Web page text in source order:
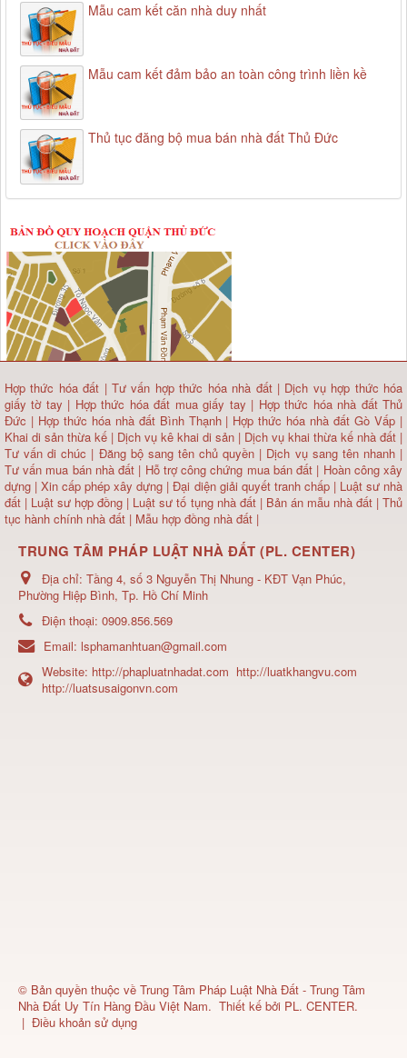
Mẫu cam kết căn nhà duy nhất
Mẫu cam kết đảm bảo an toàn công trình liền kề
Thủ tục đăng bộ mua bán nhà đất Thủ Đức
Hợp thức hóa đất |Tư vấn hợp thức hóa nhà đất| Dịch vụ hợp thức hóa
giấy tờ tay | Hợp thức hóa đất mua giấy tay | Hợp thức hóa nhà đất Thủ
Đức | Hợp thức hóa nhà đất Bình Thạnh | Hợp thức hóa nhà đất Gò Vấp |
Khai di sản thừa kế | Dịch vụ kê khai di sản | Dịch vụ khai thừa kế nhà đất |
Tư vấn di chúc | Đăng bộ sang tên chủ quyền | Dịch vụ sang tên nhanh |
Tư vấn mua bán nhà đất | Hỗ trợ công chứng mua bán đất | Hoàn công xây
dựng | Xin cấp phép xây dựng |Đại diện giải quyết tranh chấp | Luật sư nhà
đất | Luật sư hợp đồng | Luật sư tố tụng nhà đất | Bản án mẫu nhà đất|Thủ
tục hành chính nhà đất | Mẫu hợp đồng nhà đất |
TRUNG TÂM PHÁP LUẬT NHÀ ĐẤT (PL. CENTER)
Địa chỉ: Tầng 4, số 3 Nguyễn Thị Nhung - KĐT Vạn Phúc,
Phường Hiệp Bình, Tp. Hồ Chí Minh
Điện thoại: 0909.856.569
Email: lsphamanhtuan@gmail.com
Website: http://phapluatnhadat.com http://luatkhangvu.com
http://luatsusaigonvn.com
© Bản quyền thuộc về Trung Tâm Pháp Luật Nhà Đất - Trung Tâm
Nhà Đất Uy Tín Hàng Đầu Việt Nam. Thiết kế bởi PL. CENTER.
| Điều khoản sử dụng